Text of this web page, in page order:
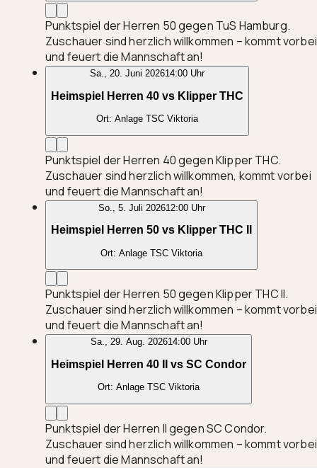
Punktspiel der Herren 50 gegen TuS Hamburg.
Zuschauer sind herzlich willkommen – kommt vorbei
und feuert die Mannschaft an!
Sa., 20. Juni 202614:00 Uhr
Heimspiel Herren 40 vs Klipper THC
Ort: Anlage TSC Viktoria
Punktspiel der Herren 40 gegen Klipper THC.
Zuschauer sind herzlich willkommen, kommt vorbei
und feuert die Mannschaft an!
So., 5. Juli 202612:00 Uhr
Heimspiel Herren 50 vs Klipper THC II
Ort: Anlage TSC Viktoria
Punktspiel der Herren 50 gegen Klipper THC II.
Zuschauer sind herzlich willkommen – kommt vorbei
und feuert die Mannschaft an!
Sa., 29. Aug. 202614:00 Uhr
Heimspiel Herren 40 II vs SC Condor
Ort: Anlage TSC Viktoria
Punktspiel der Herren II gegen SC Condor.
Zuschauer sind herzlich willkommen – kommt vorbei
und feuert die Mannschaft an!